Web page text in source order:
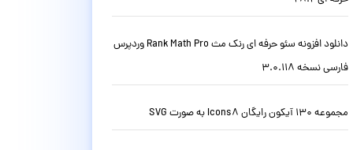
دانلود افزونه سئو حرفه ای رنک مث Rank Math Pro وردپرس
فارسی نسخه 3.0.118
مجموعه 130 آیکون رایگان Icons8 به صورت SVG